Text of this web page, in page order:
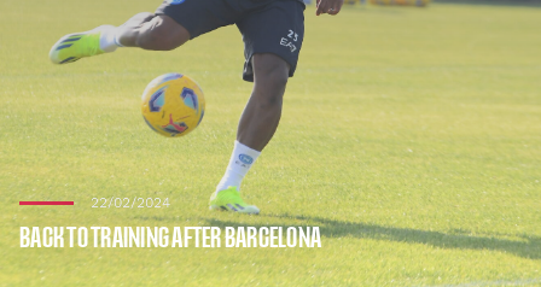
22/02/2024
BACK TO TRAINING AFTER BARCELONA